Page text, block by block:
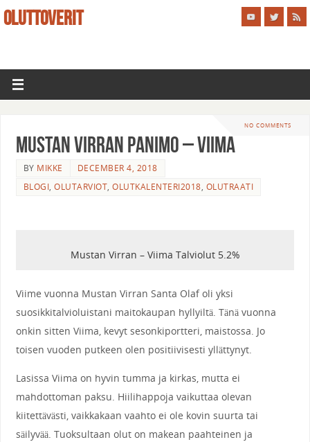
OLUTTOVERIT
NO COMMENTS
Mustan Virran Panimo – Viima
BY MIKKE
DECEMBER 4, 2018
BLOGI,OLUTARVIOT,OLUTKALENTERI2018, OLUTRAATI
Mustan Virran – Viima Talviolut 5.2%
Viime vuonna Mustan Virran Santa Olaf oli yksi
suosikkitalvioluistani maitokaupan hyllyiltä. Tänä vuonna
onkin sitten Viima, kevyt sesonkiportteri, maistossa. Jo
toisen vuoden putkeen olen positiivisesti yllättynyt.
Lasissa Viima on hyvin tumma ja kirkas, mutta ei
mahdottoman paksu. Hiilihappoja vaikuttaa olevan
kiitettävästi, vaikkakaan vaahto ei ole kovin suurta tai
säilyvää. Tuoksultaan olut on makean paahteinen ja